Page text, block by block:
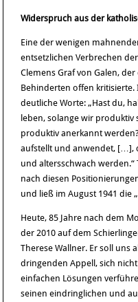
Widerspruch aus der
Eine der wenigen
entsetzlichen Verbrechen
Clemens Graf von Galen,
Behinderten offen kritisierte.
deutliche Worte: „Hast du,
leben, solange wir produktiv
produktiv anerkannt
aufstellt und anwendet, […],
und altersschwach
nach diesen
und ließ im August 1941 die
Heute, 85 Jahre nach dem
der 2010 auf dem
Therese Wallner. Er soll uns
dringenden Appell, sich
einfachen Lösungen
seinen eindringlichen und